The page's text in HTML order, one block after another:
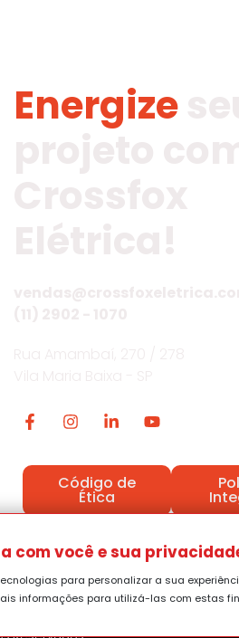
Energizeseu
Código de
Ética
Política Tratamento
com você e sua
para personalizar a sua
informações para utilizá-las com estas